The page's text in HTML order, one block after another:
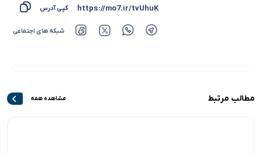
https://mo7.ir/tvUhuK کپی آدرس
شبکه های اجتماعی
مطالب مرتبط مشاهده همه